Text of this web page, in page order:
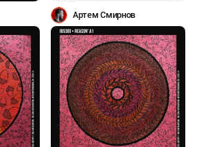
Артем Смирнов